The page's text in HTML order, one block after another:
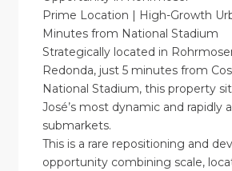
Prime Location | High-Growth
Minutes from National Stadium
Strategically located in
Redonda, just 5 minutes from
National Stadium, this property
José’s most dynamic and rapidly
submarkets.
This is a rare repositioning and
opportunity combining scale,